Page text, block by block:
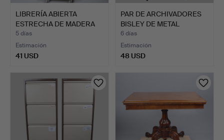
LIBRERÍA ABIERTA
ESTRECHA DE MADERA
DE TEJ…
5 días
Estimación
41 USD
PAR DE ARCHIVADORES
BISLEY DE METAL
PINTAD…
6 días
Estimación
48 USD